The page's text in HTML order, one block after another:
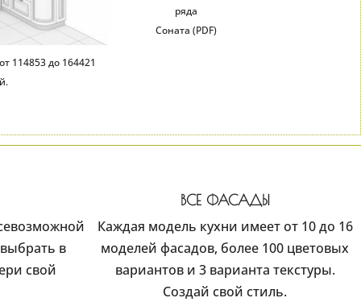
114853 до 164421
ряда
Соната (PDF)
в
свой
ВСЕ ФАСАДЫ
Каждая модель кухни имеет от 10 до 16
моделей фасадов, более 100 цветовых
вариантов и 3 варианта текстуры.
Создай свой стиль.